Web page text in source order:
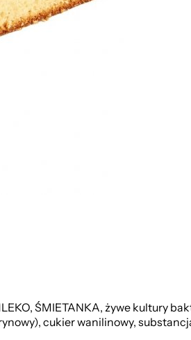
ŚMIETANKA, żywe kultury
cukier wanilinowy,